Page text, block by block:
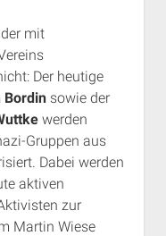
mit
Der heutige
sowie der
werden
Gruppen aus
Dabei werden
aktiven
zur
Martin Wiese